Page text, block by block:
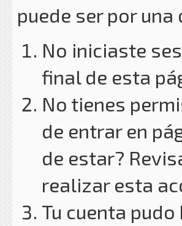
puede ser por
No iniciaste
final de esta
No tienes
de entrar en
de estar?
realizar esta
Tu cuenta